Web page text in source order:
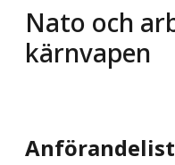
Nato och
kärnvapen